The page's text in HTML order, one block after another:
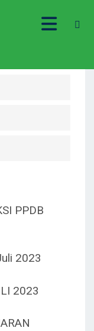
PPDB
2023
2023